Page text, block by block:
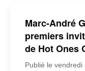
Marc-André
premiers
de Hot Ones
Publié le